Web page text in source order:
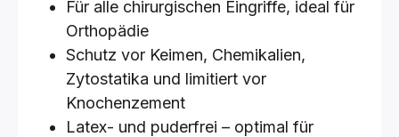
Für alle chirurgischen Eingriffe, ideal für
Orthopädie
Schutz vor Keimen, Chemikalien,
Zytostatika und limitiert vor
Knochenzement
Latex- und puderfrei – optimal für